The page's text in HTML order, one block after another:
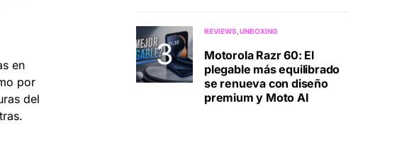
en
por
del
REVIEWS UNBOXING
Motorola Razr 60: El
plegable más equilibrado
se renueva con diseño
premium y Moto AI